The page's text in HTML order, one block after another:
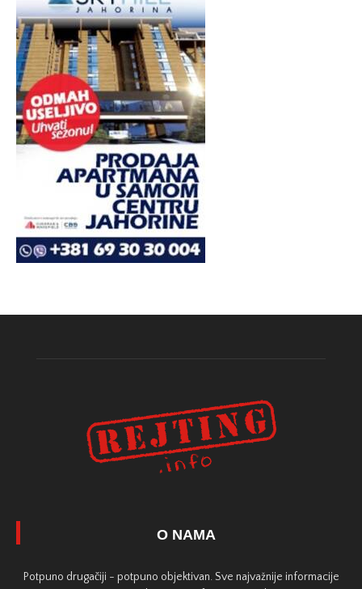
O NAMA
Potpuno drugačiji - potpuno objektivan. Sve najvažnije informacije